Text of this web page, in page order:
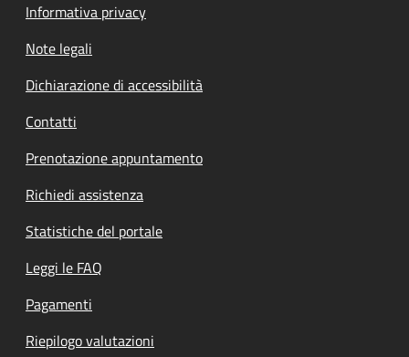
Informativa privacy
Note legali
Dichiarazione di accessibilità
Contatti
Prenotazione appuntamento
Richiedi assistenza
Statistiche del portale
Leggi le FAQ
Pagamenti
Riepilogo valutazioni